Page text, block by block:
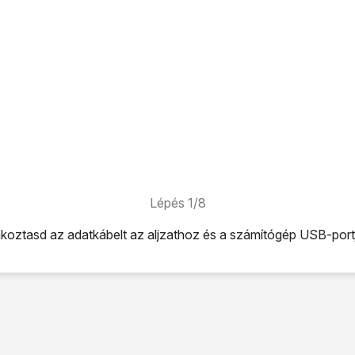
Lépés 1/8
az adatkábelt az aljzathoz és a számítógép USB-